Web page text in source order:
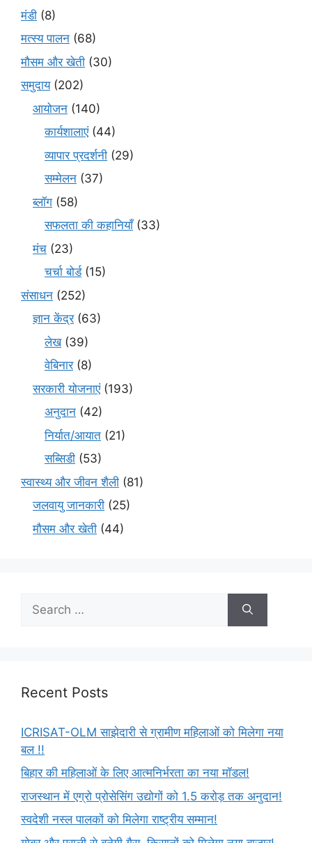
मंडी (8)
मत्स्य पालन (68)
मौसम और खेती (30)
समुदाय(202)
आयोजन (140)
कार्यशालाएं(44)
व्यापार प्रदर्शनी (29)
सम्मेलन (37)
ब्लॉग (58)
सफलता की कहानियाँ(33)
मंच (23)
चर्चा बोर्ड(15)
संसाधन (252)
ज्ञान केंद्र(63)
लेख(39)
वेबिनार(8)
सरकारी योजनाएं(193)
अनुदान (42)
निर्यात/आयात (21)
सब्सिडी (53)
स्वास्थ्य और जीवन शैली (81)
जलवायु जानकारी (25)
मौसम और खेती (44)
Recent Posts
ICRISAT-OLM साझेदारी से ग्रामीण महिलाओं को मिलेगा नया
बल !!
बिहार की महिलाओं के लिए आत्मनिर्भरता का नया मॉडल!
राजस्थान में एग्रो प्रोसेसिंग उद्योगों को 1.5 करोड़ तक अनुदान!
स्वदेशी नस्ल पालकों को मिलेगा राष्ट्रीय सम्मान!